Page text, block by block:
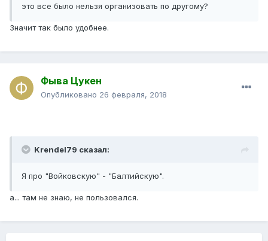
это все было нельзя организовать по другому?
Значит так было удобнее.
Фыва Цукен
Опубликовано 26 февраля, 2018
Krendel79 сказал:
Я про "Войковскую" - "Балтийскую".
а... там не знаю, не пользовался.